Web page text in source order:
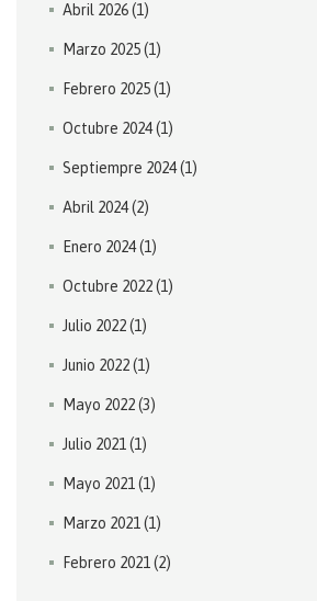
Abril 2026(1)
Marzo 2025(1)
Febrero 2025(1)
Octubre 2024(1)
Septiempre 2024(1)
Abril 2024(2)
Enero 2024(1)
Octubre 2022(1)
Julio 2022(1)
Junio 2022(1)
Mayo 2022(3)
Julio 2021(1)
Mayo 2021(1)
Marzo 2021(1)
Febrero 2021(2)